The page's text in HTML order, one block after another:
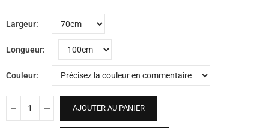
Largeur
Longueur
Couleur
AJOUTER AU PANIER